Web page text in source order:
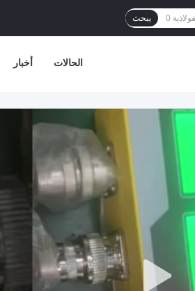
يبحث
أخبار الحالات